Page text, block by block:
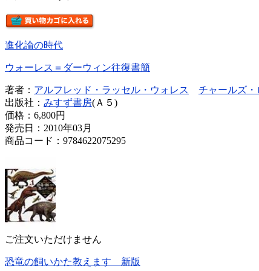
進化論の時代
ウォーレス＝ダーウィン往復書簡
著者： アルフレッド・ラッセル・ウォレス チャールズ
出版社： みすず書房(Ａ５)
価格： 6,800円
発売日：2010年03月
商品コード：9784622075295
ご注文いただけません
恐竜の飼いかた教えます 新版